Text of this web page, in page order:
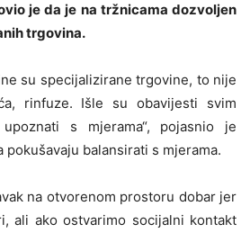
je da je na tržnicama dozvoljen
trgovina.
su specijalizirane trgovine, to nije
rinfuze. Išle su obavijesti svim
s mjerama“, pojasnio je
pokušavaju balansirati s mjerama.
na otvorenom prostoru dobar jer
ali ako ostvarimo socijalni kontakt